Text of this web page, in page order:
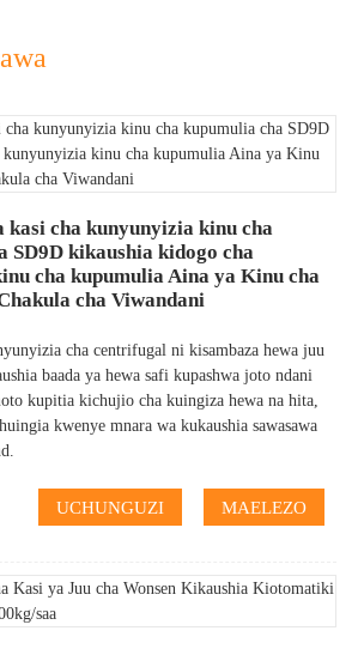
kasi cha kunyunyizia kinu cha
SD9D kikaushia kidogo cha
cha kupumulia Aina ya Kinu cha
cha Viwandani
cha centrifugal ni kisambaza hewa juu
baada ya hewa safi kupashwa joto ndani
kupitia kichujio cha kuingiza hewa na hita,
kwenye mnara wa kukaushia sawasawa
UCHUNGUZI MAELEZO